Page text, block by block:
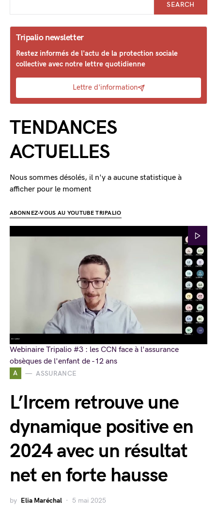
A ASSURANCE
L’Ircem retrouve une
dynamique positive en
2024 avec un résultat
net en forte hausse
by Elia Maréchal 5 mai 2025
SEARCH
Tripalio newsletter
Restez informés de l'actu de la protection sociale
collective avec notre lettre quotidienne
Lettre d'information
TENDANCES
ACTUELLES
Nous sommes désolés, il n'y a aucune statistique à
afficher pour le moment
ABONNEZ-VOUS AU YOUTUBE TRIPALIO
Webinaire Tripalio #3 : les CCN face à l'assurance
obsèques de l'enfant de -12 ans